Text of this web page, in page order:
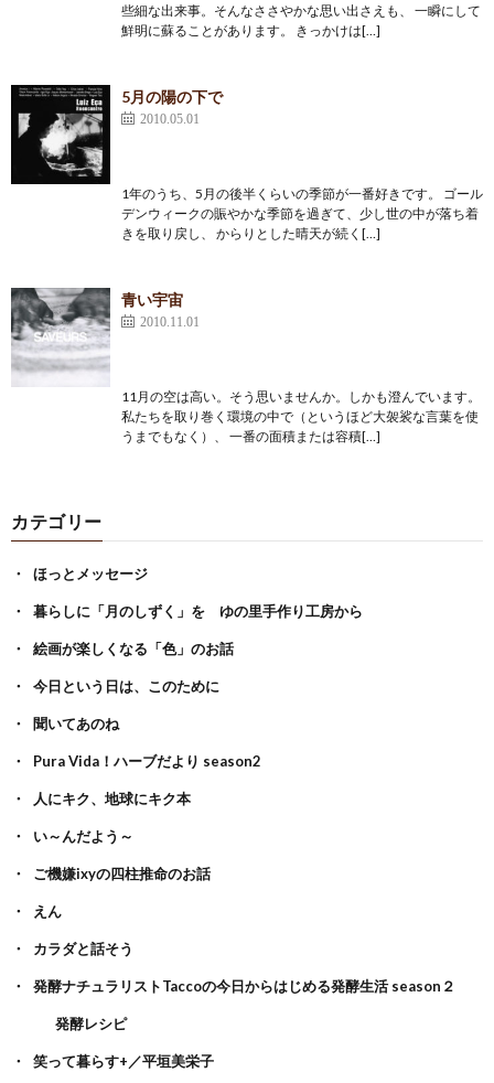
些細な出来事。そんなささやかな思い出さえも、 一瞬にして
鮮明に蘇ることがあります。 きっかけは[…]
5月の陽の下で
2010.05.01
1年のうち、5月の後半くらいの季節が一番好きです。 ゴール
デンウィークの賑やかな季節を過ぎて、少し世の中が落ち着
きを取り戻し、 からりとした晴天が続く[…]
青い宇宙
2010.11.01
11月の空は高い。そう思いませんか。しかも澄んでいます。
私たちを取り巻く環境の中で（というほど大袈裟な言葉を使
うまでもなく）、 一番の面積または容積[…]
カテゴリー
ほっとメッセージ
暮らしに「月のしずく」を ゆの里手作り工房から
絵画が楽しくなる「色」のお話
今日という日は、このために
聞いてあのね
Pura Vida！ハーブだより season2
人にキク、地球にキク本
い～んだよう～
ご機嫌ixyの四柱推命のお話
えん
カラダと話そう
発酵ナチュラリストTaccoの今日からはじめる発酵生活 season２
発酵レシピ
笑って暮らす+／平垣美栄子